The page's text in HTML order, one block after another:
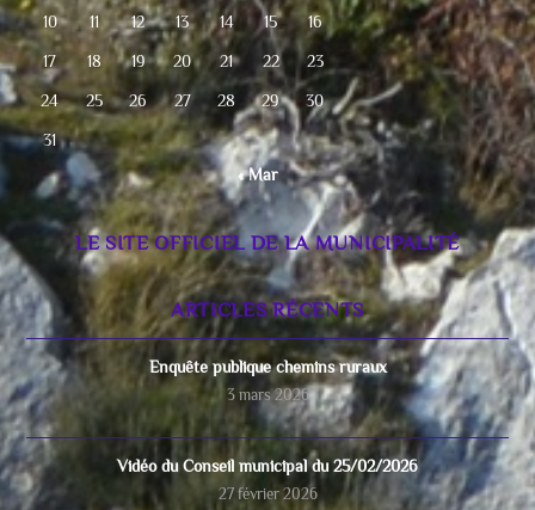
10 11 12 13 14 15 16
17 18 19 20 21 22 23
24 25 26 27 28 29 30
31
« Mar
LE SITE OFFICIEL DE LA MUNICIPALITÉ
ARTICLES RÉCENTS
Enquête publique chemins ruraux
3 mars 2026
Vidéo du Conseil municipal du 25/02/2026
27 février 2026